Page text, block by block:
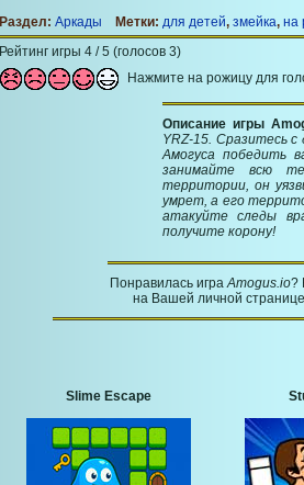
Раздел: Аркады Метки: для детей, змейка, на
Рейтинг игры 4 / 5 (голосов 3)
Нажмите на рожицу для
Описание игры
YRZ-15. Сразитесь
Амогуса победить
занимайте всю
территории, он
умрет, а его
атакуйте следы
получите корону!
Понравилась играAmogus.io?
на Вашей личной
Slime Escape